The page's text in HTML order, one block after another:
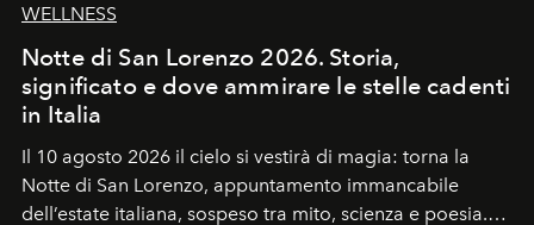
WELLNESS
Notte di San Lorenzo 2026. Storia,
significato e dove ammirare le stelle cadenti
in Italia
Il 10 agosto 2026 il cielo si vestirà di magia: torna la
Notte di San Lorenzo, appuntamento immancabile
dell’estate italiana, sospeso tra mito, scienza e poesia.